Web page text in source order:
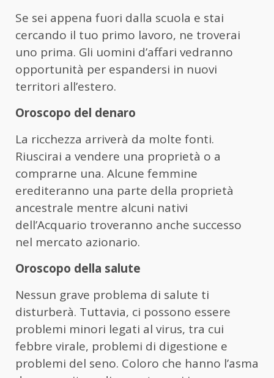
Se sei appena fuori dalla scuola e stai
cercando il tuo primo lavoro, ne troverai
uno prima. Gli uomini d’affari vedranno
opportunità per espandersi in nuovi
territori all’estero.
Oroscopo del denaro
La ricchezza arriverà da molte fonti.
Riuscirai a vendere una proprietà o a
comprarne una. Alcune femmine
erediteranno una parte della proprietà
ancestrale mentre alcuni nativi
dell’Acquario troveranno anche successo
nel mercato azionario.
Oroscopo della salute
Nessun grave problema di salute ti
disturberà. Tuttavia, ci possono essere
problemi minori legati al virus, tra cui
febbre virale, problemi di digestione e
problemi del seno. Coloro che hanno l’asma